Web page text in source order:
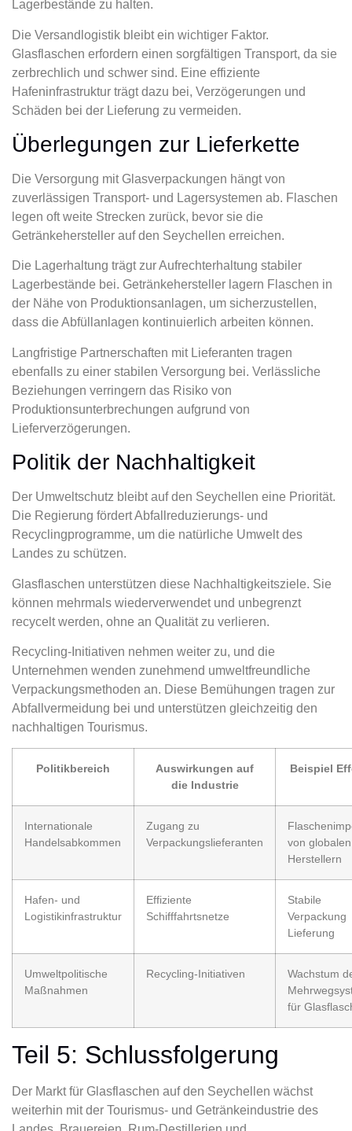
Lagerbestände zu halten.
Die Versandlogistik bleibt ein wichtiger Faktor.
Glasflaschen erfordern einen sorgfältigen Transport, da sie
zerbrechlich und schwer sind. Eine effiziente
Hafeninfrastruktur trägt dazu bei, Verzögerungen und
Schäden bei der Lieferung zu vermeiden.
Überlegungen zur Lieferkette
Die Versorgung mit Glasverpackungen hängt von
zuverlässigen Transport- und Lagersystemen ab. Flaschen
legen oft weite Strecken zurück, bevor sie die
Getränkehersteller auf den Seychellen erreichen.
Die Lagerhaltung trägt zur Aufrechterhaltung stabiler
Lagerbestände bei. Getränkehersteller lagern Flaschen in
der Nähe von Produktionsanlagen, um sicherzustellen,
dass die Abfüllanlagen kontinuierlich arbeiten können.
Langfristige Partnerschaften mit Lieferanten tragen
ebenfalls zu einer stabilen Versorgung bei. Verlässliche
Beziehungen verringern das Risiko von
Produktionsunterbrechungen aufgrund von
Lieferverzögerungen.
Politik der Nachhaltigkeit
Der Umweltschutz bleibt auf den Seychellen eine Priorität.
Die Regierung fördert Abfallreduzierungs- und
Recyclingprogramme, um die natürliche Umwelt des
Landes zu schützen.
Glasflaschen unterstützen diese Nachhaltigkeitsziele. Sie
können mehrmals wiederverwendet und unbegrenzt
recycelt werden, ohne an Qualität zu verlieren.
Recycling-Initiativen nehmen weiter zu, und die
Unternehmen wenden zunehmend umweltfreundliche
Verpackungsmethoden an. Diese Bemühungen tragen zur
Abfallvermeidung bei und unterstützen gleichzeitig den
nachhaltigen Tourismus.
Politikbereich
Auswirkungen auf
die Industrie
Beispiel
Internationale
Handelsabkommen
Zugang zu
Verpackungslieferanten
von globalen
Herstellern
Hafen- und
Logistikinfrastruktur
Effiziente
Schifffahrtsnetze
Stabile
Verpackung
Lieferung
Umweltpolitische
Maßnahmen
Recycling-Initiativen
Wachstum
für
Teil 5: Schlussfolgerung
Der Markt für Glasflaschen auf den Seychellen wächst
weiterhin mit der Tourismus- und Getränkeindustrie des